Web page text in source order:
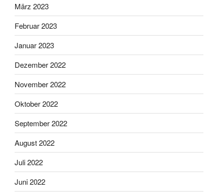
März 2023
Februar 2023
Januar 2023
Dezember 2022
November 2022
Oktober 2022
September 2022
August 2022
Juli 2022
Juni 2022